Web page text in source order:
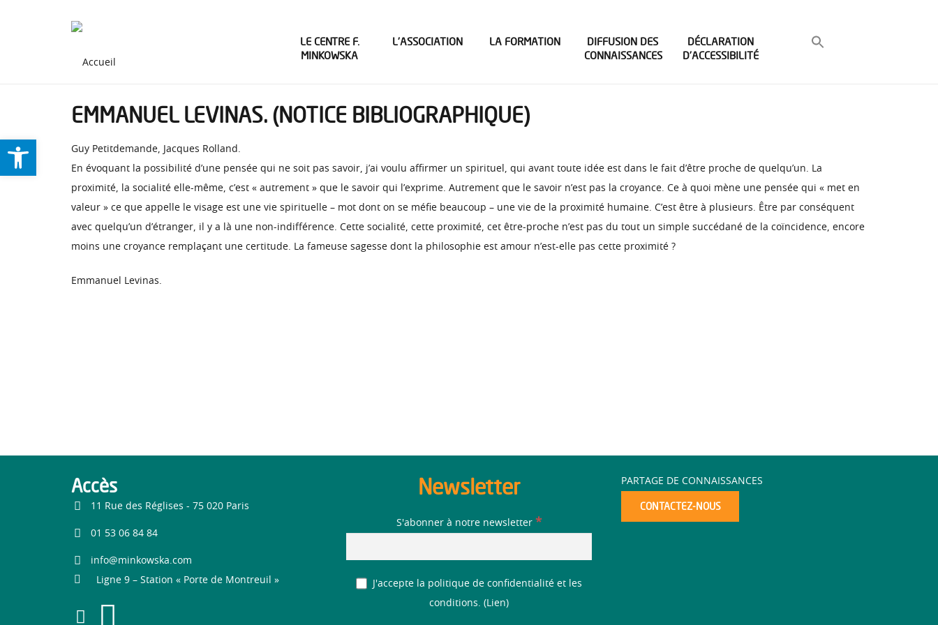
LE CENTRE F.
MINKOWSKA
L’ASSOCIATION LA FORMATION
DIFFUSION DES
CONNAISSANCES
DÉCLARATION
D’ACCESSIBILITÉ
EMMANUEL LEVINAS. (NOTICE BIBLIOGRAPHIQUE)
Guy Petitdemande, Jacques Rolland.
En évoquant la possibilité d’une pensée qui ne soit pas savoir, j’ai voulu affirmer un spirituel, qui avant toute idée est dans le fait d’être proche de quelqu’un. La
proximité, la socialité elle-même, c’est « autrement » que le savoir qui l’exprime. Autrement que le savoir n’est pas la croyance. Ce à quoi mène une pensée qui « met en
valeur » ce que appelle le visage est une vie spirituelle – mot dont on se méfie beaucoup – une vie de la proximité humaine. C’est être à plusieurs. Être par conséquent
avec quelqu’un d’étranger, il y a là une non-indifférence. Cette socialité, cette proximité, cet être-proche n’est pas du tout un simple succédané de la coïncidence, encore
moins une croyance remplaçant une certitude. La fameuse sagesse dont la philosophie est amour n’est-elle pas cette proximité ?
Emmanuel Levinas.
Accès
11 Rue des Réglises - 75 020 Paris
01 53 06 84 84
info@minkowska.com
Ligne 9 – Station « Porte de Montreuil »
Newsletter
S'abonner à notre newsletter *
J'accepte la politique de confidentialité et les
conditions. ( Lien)
PARTAGE DE CONNAISSANCES
CONTACTEZ-NOUS
Ouvrir la barre d’outils